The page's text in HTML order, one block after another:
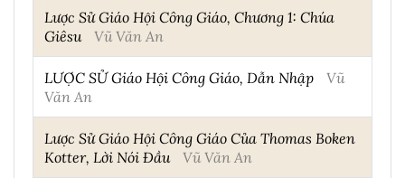
Lược Sử Giáo Hội Công Giáo, Chương 1: Chúa
Giêsu
Vũ Văn An
LƯỢC SỬ Giáo Hội Công Giáo, Dẫn Nhập
Vũ
Văn An
Lược Sử Giáo Hội Công Giáo Của Thomas Boken
Kotter, Lời Nói Đầu
Vũ Văn An